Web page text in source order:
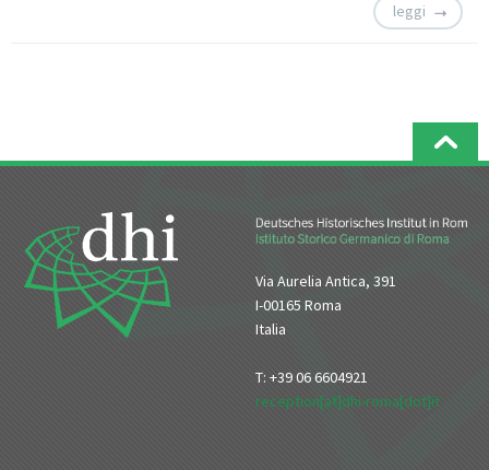
leggi
Via Aurelia Antica, 391
I-00165 Roma
Italia
T: +39 06 6604921
reception[at]dhi-roma[dot]it